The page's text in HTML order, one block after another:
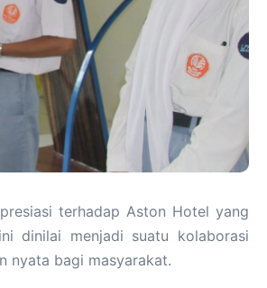
terhadap Aston Hotel yang
dinilai menjadi suatu kolaborasi
nyata bagi masyarakat.